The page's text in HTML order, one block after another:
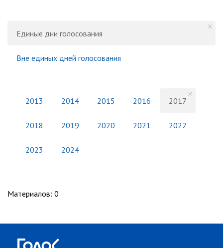
Единые дни голосования
Вне единых дней голосования
2013 2014 2015 2016 2017
2018 2019 2020 2021 2022
2023 2024
Материалов: 0